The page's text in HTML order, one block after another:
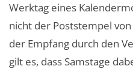
Werktag eines
nicht der Poststempel
der Empfang durch den
gilt es, dass Samstage